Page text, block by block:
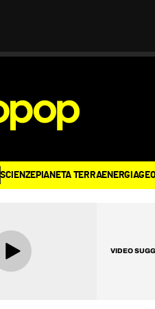
SCIENZEPIANETA TERRAENERGIA
VIDEO